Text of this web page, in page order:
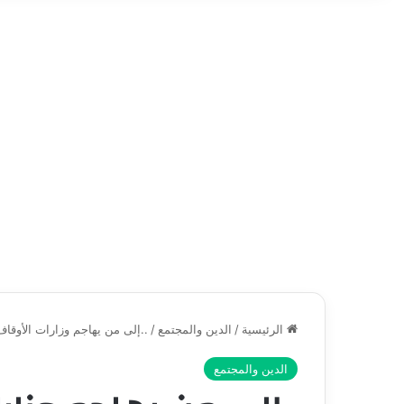
الرئيسية / الدين والمجتمع / ..إلى من يهاجم وزارات
الدين والمجتمع